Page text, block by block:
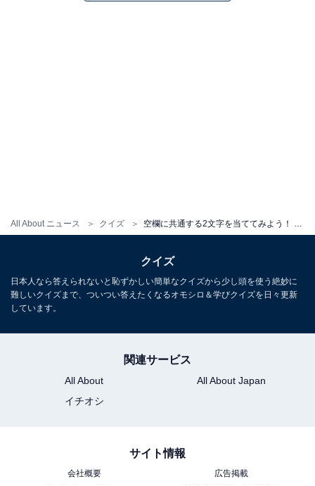
All About ニュース クイズ 空欄に共通する2文字を当ててみよう！ 学校の教室やSFの乗り物がヒント【ひらがなクイズ】
クイズ
日本人なら答えられないと恥ずかしい簡単なクイズから少し頭を使う絶妙に
難しいクイズまで、ついつい答えたくなるオモシロ＆学びクイズを日々更新
しています。
関連サービス
All About
All About Japan
イチオシ
サイト情報
会社概要
広告掲載